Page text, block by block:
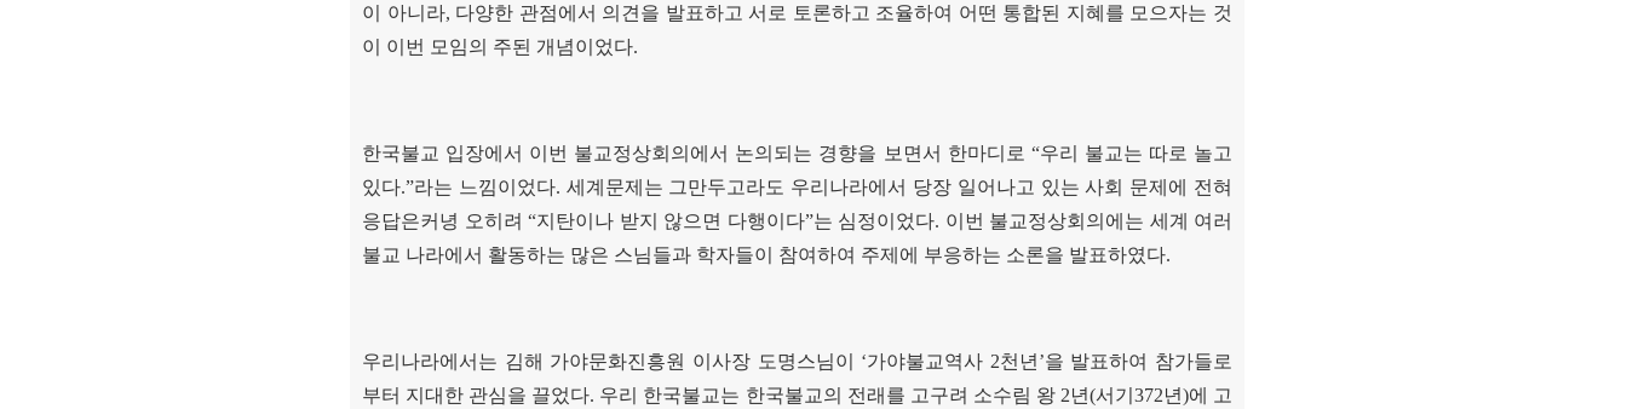
이 아니라, 다양한 관점에서 의견을 발표하고 서로 토론하고 조율하여 어떤 통합된 지혜를 모으자는 것
이 이번 모임의 주된 개념이었다.
한국불교 입장에서 이번 불교정상회의에서 논의되는 경향을 보면서 한마디로 “우리 불교는 따로 놀고
있다.”라는 느낌이었다. 세계문제는 그만두고라도 우리나라에서 당장 일어나고 있는 사회 문제에 전혀
응답은커녕 오히려 “지탄이나 받지 않으면 다행이다”는 심정이었다. 이번 불교정상회의에는 세계 여러
불교 나라에서 활동하는 많은 스님들과 학자들이 참여하여 주제에 부응하는 소론을 발표하였다.
우리나라에서는 김해 가야문화진흥원 이사장 도명스님이 ‘가야불교역사 2천년 ’을 발표하여 참가들로
부터 지대한 관심을 끌었다. 우리 한국불교는 한국불교의 전래를 고구려 소수림 왕 2년(서기 372년)에 고